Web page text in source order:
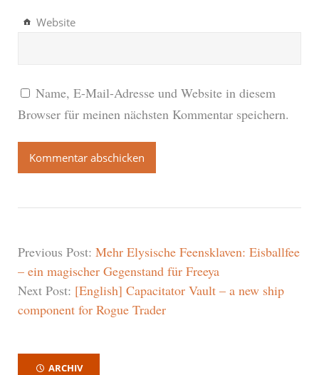
Website
Name, E-Mail-Adresse und Website in diesem
Browser für meinen nächsten Kommentar speichern.
Previous Post: Mehr Elysische Feensklaven: Eisballfee
– ein magischer Gegenstand für Freeya
Next Post: [English] Capacitator Vault – a new ship
component for Rogue Trader
ARCHIV